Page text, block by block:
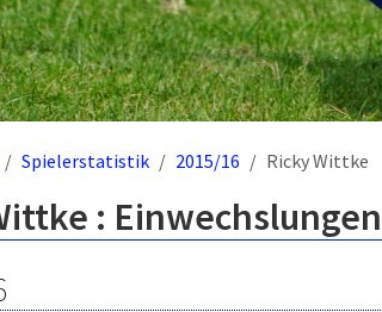
Spielerstatistik 2015/16 Ricky Wittke
: